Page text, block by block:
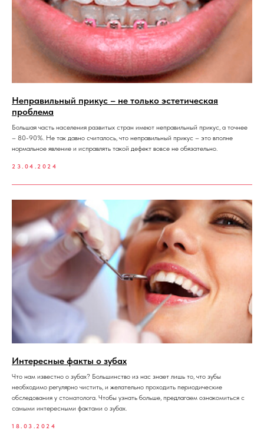
Неправильный прикус – не только эстетическая
проблема
Большая часть населения развитых стран имеют неправильный прикус, а точнее
– 80-90%. Не так давно считалось, что неправильный прикус – это вполне
нормальное явление и исправлять такой дефект вовсе не обязательно.
23.04.2024
Интересные факты о зубах
Что нам известно о зубах? Большинство из нас знает лишь то, что зубы
необходимо регулярно чистить, и желательно проходить периодические
обследования у стоматолога. Чтобы узнать больше, предлагаем ознакомиться с
самыми интересными фактами о зубах.
18.03.2024